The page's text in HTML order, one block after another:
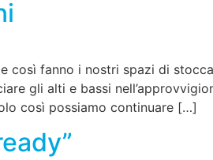
e così fanno i nostri spazi di
gli alti e bassi
così possiamo continuare […]